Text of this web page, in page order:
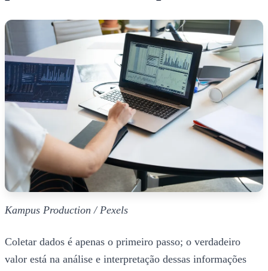
Kampus Production / Pexels
Coletar dados é apenas o primeiro passo; o verdadeiro
valor está na análise e interpretação dessas informações